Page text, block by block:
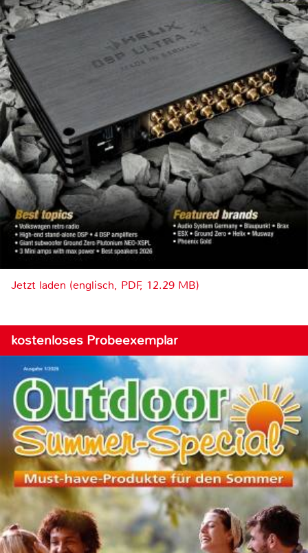
Jetzt laden (englisch, PDF, 12.29 MB)
kostenloses Probeexemplar